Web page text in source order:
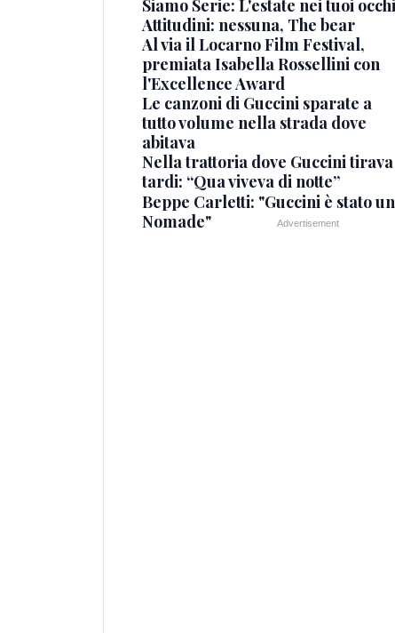
Siamo Serie: L'estate nei tuoi
Attitudini: nessuna, The bear
Al via il Locarno Film Festival,
premiata Isabella Rossellini con
l'Excellence Award
Le canzoni di Guccini sparate a
tutto volume nella strada dove
abitava
Nella trattoria dove Guccini tirava
tardi: “Qua viveva di notte”
Beppe Carletti: "Guccini è stato un
Nomade"